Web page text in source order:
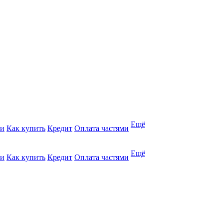
Как купить Кредит Оплата частями Ещё
Как купить Кредит Оплата частями Ещё